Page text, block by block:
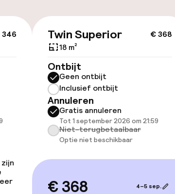
Fietsen
346 € 368
Twin Superior
18 m²
Ontbijt
Geen ontbijt
Inclusief ontbijt
Annuleren
Gratis annuleren
Tot 1 september 2026 om 21:59
Niet-terugbetaalbaar
Optie niet beschikbaar
€ 368 4–5 sep.